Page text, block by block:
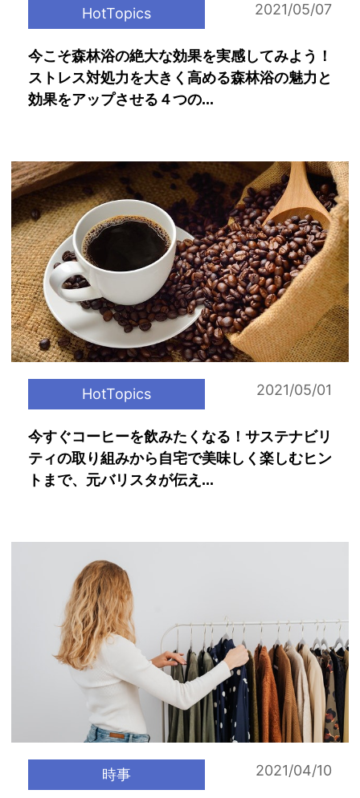
HotTopics 2021/05/07
今こそ森林浴の絶大な効果を実感してみよう！
ストレス対処力を大きく高める森林浴の魅力と
効果をアップさせる４つの...
HotTopics 2021/05/01
今すぐコーヒーを飲みたくなる！サステナビリ
ティの取り組みから自宅で美味しく楽しむヒン
トまで、元バリスタが伝え...
時事 2021/04/10